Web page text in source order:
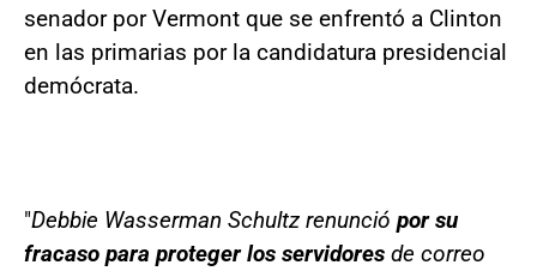
senador por Vermont que se enfrentó a Clinton
en las primarias por la candidatura presidencial
demócrata.
"Debbie Wasserman Schultz renunció por su
fracaso para proteger los servidores de correo